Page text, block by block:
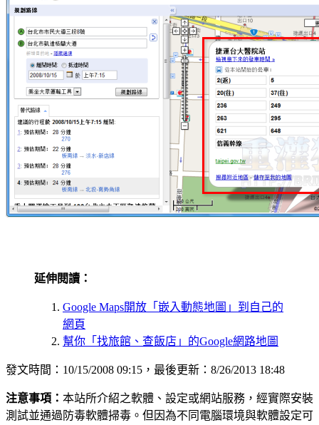
延伸閱讀：
Google Maps開放「嵌入動態地圖」到自己的
網頁
幫你「找旅館、查飯店」的Google網路地圖
發文時間：10/15/2008 09:15，最後更新：8/26/2013 18:48
注意事項： 本站所介紹之軟體、設定或網站服務，經實際安裝
測試並通過防毒軟體掃毒。但因為不同電腦環境與軟體設定可